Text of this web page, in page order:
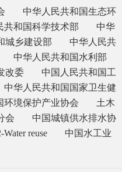
中华人民共和国生态环
共和国科学技术部
中华
城乡建设部
中华人民共
中华人民共和国水利部
改委
中国人民共和国工
中华人民共和国国家卫生健
环境保护产业协会
土木
会
中国城镇供水排水协
reuse
中国水工业